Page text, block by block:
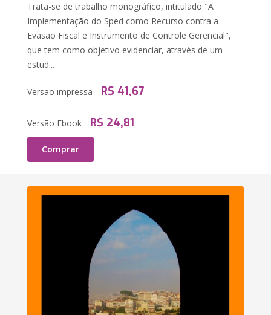
Trata-se de trabalho monográfico, intitulado "A
Implementação do Sped como Recurso contra a
Evasão Fiscal e Instrumento de Controle Gerencial",
que tem como objetivo evidenciar, através de um
estud...
Versão impressa R$ 41,67
Versão Ebook R$ 24,81
Comprar